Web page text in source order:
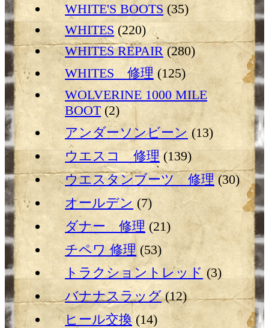
WHITE'S BOOTS (35)
WHITES (220)
WHITES REPAIR (280)
WHITES 修理 (125)
WOLVERINE 1000 MILE
BOOT (2)
アンダーソンビーン (13)
ウエスコ 修理 (139)
ウエスタンブーツ 修理 (30)
オールデン (7)
ダナー 修理 (21)
チペワ 修理 (53)
トラクショントレッド (3)
バナナスラッグ(12)
ヒール交換 (14)